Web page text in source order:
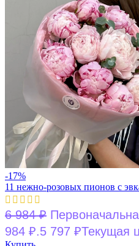
-17%
11 нежно-розовых пионов с
6 984₽
984 ₽.5 797 ₽Текущая